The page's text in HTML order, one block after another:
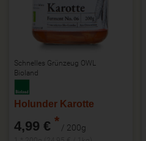
Schnelles Grünzeug OWL
Bioland
Holunder Karotte
4,99 € * / 200g